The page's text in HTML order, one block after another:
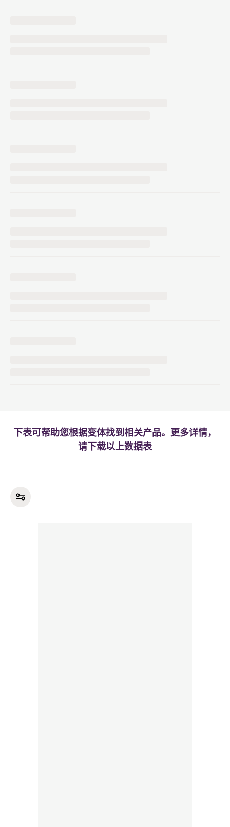
下表可帮助您根据变体找到相关产品。更多详情，
请下载以上数据表